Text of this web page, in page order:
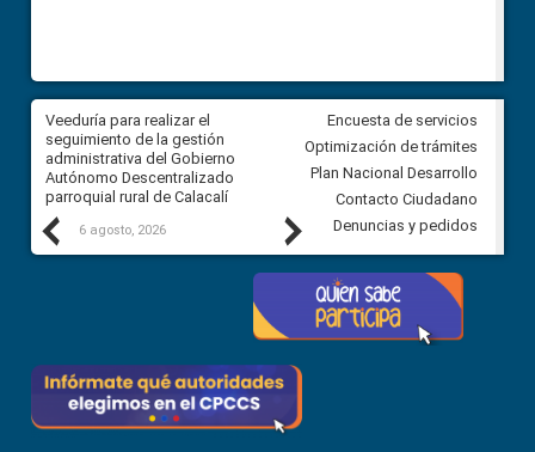
Previous
Veeduría para realizar el
seguimiento de la gestión
administrativa del Gobierno
Autónomo Descentralizado
parroquial rural de Calacalí
6 agosto, 2026
Veeduría para vigilar los
derivados de la Audiencia
comunidad Urbina, parroquia
Carolina
5 agosto, 2026
Next
Encuesta de servicios
Optimización de trámites
Plan Nacional Desarrollo
Contacto Ciudadano
Denuncias y pedidos